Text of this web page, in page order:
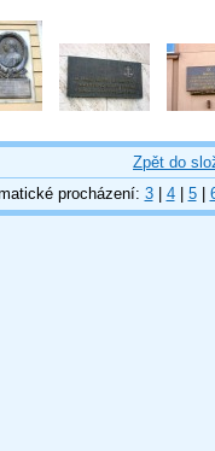
Zpět do
procházení: 3| 4| 5|